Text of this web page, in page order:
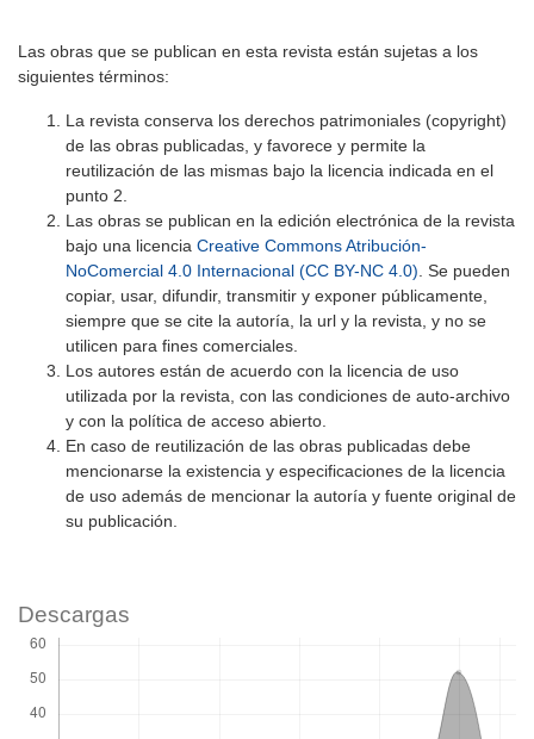
Las obras que se publican en esta revista están sujetas a los
siguientes términos:
La revista conserva los derechos patrimoniales (copyright)
de las obras publicadas, y favorece y permite la
reutilización de las mismas bajo la licencia indicada en el
punto 2.
Las obras se publican en la edición electrónica de la revista
bajo una licencia Creative Commons Atribución-
NoComercial 4.0 Internacional (CC BY-NC 4.0). Se pueden
copiar, usar, difundir, transmitir y exponer públicamente,
siempre que se cite la autoría, la url y la revista, y no se
utilicen para fines comerciales.
Los autores están de acuerdo con la licencia de uso
utilizada por la revista, con las condiciones de auto-archivo
y con la política de acceso abierto.
En caso de reutilización de las obras publicadas debe
mencionarse la existencia y especificaciones de la licencia
de uso además de mencionar la autoría y fuente original de
su publicación.
Descargas